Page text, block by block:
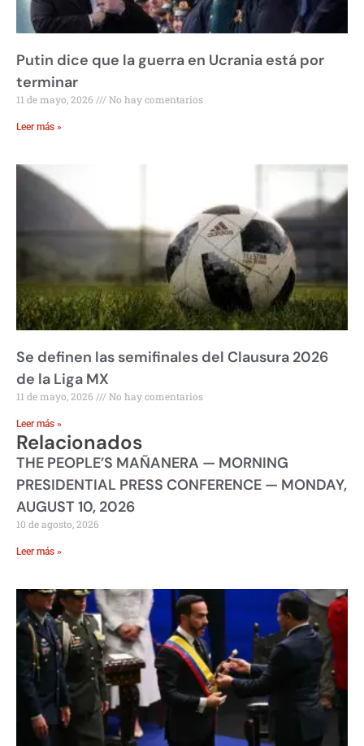
Putin dice que la guerra en Ucrania está por
terminar
11 de mayo, 2026 No hay comentarios
Leer más »
Se definen las semifinales del Clausura 2026
de la Liga MX
11 de mayo, 2026 No hay comentarios
Leer más »
Relacionados
THE PEOPLE’S MAÑANERA — MORNING
PRESIDENTIAL PRESS CONFERENCE — MONDAY,
AUGUST 10, 2026
10 de agosto, 2026
Leer más »